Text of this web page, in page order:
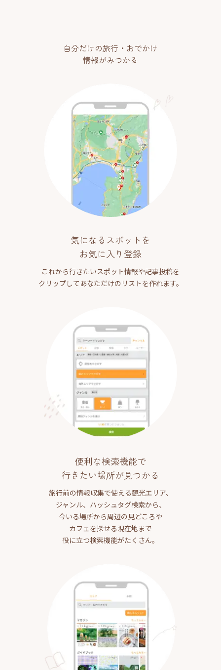
自分だけの旅行・おでかけ
情報がみつかる
気になるスポットを
お気に入り登録
これから行きたいスポット情報や記事投稿を
クリップしてあなただけのリストを作れます。
便利な検索機能で
行きたい場所が見つかる
旅行前の情報収集で使える観光エリア、
ジャンル、ハッシュタグ検索から、
今いる場所から周辺の見どころや
カフェを探せる現在地まで
役に立つ検索機能がたくさん。